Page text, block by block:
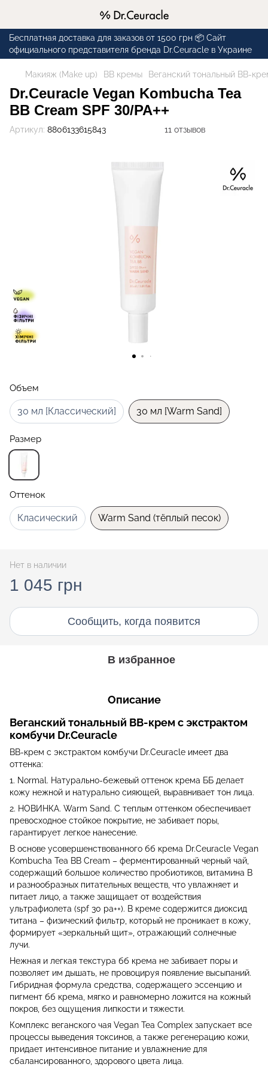
Бесплатная доставка для заказов от 1500 грн 📦 Сайт
официального представителя бренда Dr.Ceuracle в Украине
Макияж (Make up) BB кремы Веганский тональный ВВ-
Dr.Ceuracle Vegan Kombucha Tea
BB Cream SPF 30/PA++
Артикул: 8806133615843 11 отзывов
Объем
30 мл [Классический] 30 мл [Warm Sand]
Размер
Оттенок
Класический Warm Sand (тёплый песок)
Нет в наличии
1 045 грн
Сообщить, когда появится
В избранное
Описание
Веганский тональный ВВ-крем с экстрактом
комбучи Dr.Ceuracle
ВВ-крем с экстрактом комбучи Dr.Ceuracle имеет два
оттенка:
1. Normal. Натурально-бежевый оттенок крема ББ делает
кожу нежной и натурально сияющей, выравнивает тон лица.
2. НОВИНКА. Warm Sand. С теплым оттенком обеспечивает
превосходное стойкое покрытие, не забивает поры,
гарантирует легкое нанесение.
В основе усовершенствованного бб крема Dr.Ceuracle Vegan
Kombucha Tea BB Cream – ферментированный черный чай,
содержащий большое количество пробиотиков, витамина В
и разнообразных питательных веществ, что увлажняет и
питает лицо, а также защищает от воздействия
ультрафиолета (spf 30 pa++). В креме содержится диоксид
титана – физический фильтр, который не проникает в кожу,
формирует «зеркальный щит», отражающий солнечные
лучи.
Нежная и легкая текстура бб крема не забивает поры и
позволяет им дышать, не провоцируя появление высыпаний.
Гибридная формула средства, содержащего эссенцию и
пигмент бб крема, мягко и равномерно ложится на кожный
покров, без ощущения липкости и тяжести.
Комплекс веганского чая Vegan Tea Complex запускает все
процессы выведения токсинов, а также регенерацию кожи,
придает интенсивное питание и увлажнение для
сбалансированного, здорового цвета лица.